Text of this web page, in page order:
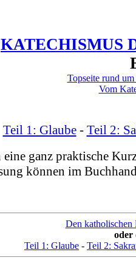
KATECHISMUS
Topseite rund
Vom
Teil 1: Glaube- Teil 2:
eine ganz praktische
können im
Den katholischen
oder
Teil 1: Glaube - Teil 2: